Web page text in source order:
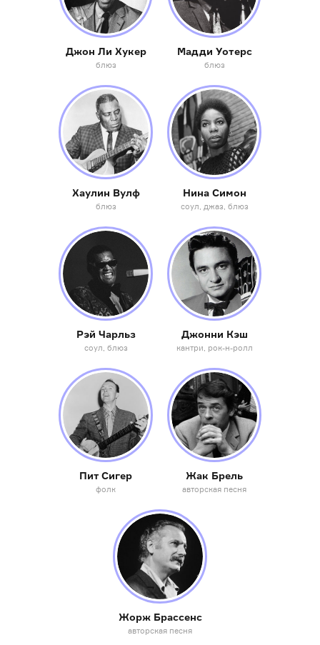
Джон Ли Хукер
блюз
Мадди Уотерс
блюз
Хаулин Вулф
блюз
Нина Симон
соул джаз блюз
Рэй Чарльз
соул блюз
Джонни Кэш
кантри рок-н-ролл
Пит Сигер
фолк
Жак Брель
авторская песня
Жорж Брассенс
авторская песня